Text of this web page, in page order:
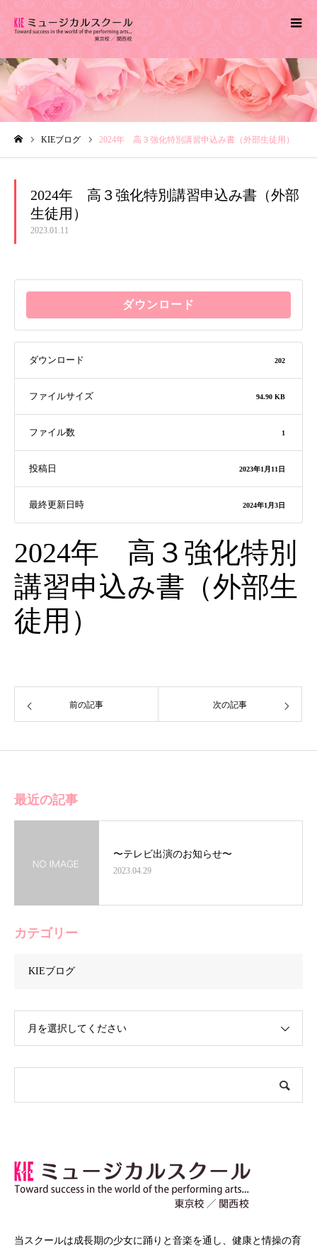
KIEブログ
KIEブログ 2024年 高３強化特別講習申込み書（外部生徒用）
2024年 高３強化特別講習申込み書（外部
生徒用）
2023.01.11
ダウンロード
ダウンロード 202
ファイルサイズ 94.90 KB
ファイル数 1
投稿日 2023年1月11日
最終更新日時 2024年1月3日
2024年 高３強化特別
講習申込み書（外部生
徒用）
前の記事 次の記事
最近の記事
〜テレビ出演のお知らせ〜
2023.04.29
カテゴリー
KIEブログ
月を選択してください
当スクールは成長期の少女に踊りと音楽を通し、健康と情操の育